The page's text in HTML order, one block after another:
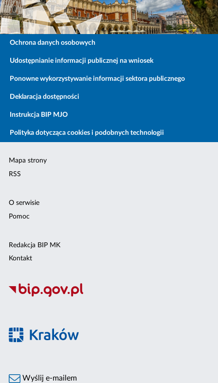
Ochrona danych osobowych
Udostępnianie informacji publicznej na wniosek
Ponowne wykorzystywanie informacji sektora publicznego
Deklaracja dostępności
Instrukcja BIP MJO
Polityka dotycząca cookies i podobnych technologii
Mapa strony
RSS
O serwisie
Pomoc
Redakcja BIP MK
Kontakt
Wyślij e-mailem